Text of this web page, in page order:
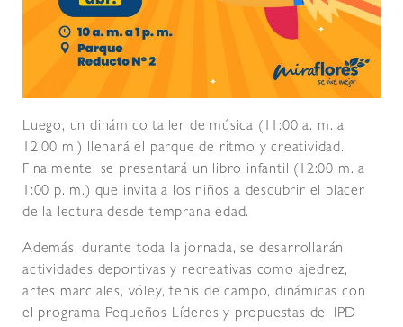
Luego, un dinámico taller de música (11:00 a. m. a
12:00 m.) llenará el parque de ritmo y creatividad.
Finalmente, se presentará un libro infantil (12:00 m. a
1:00 p. m.) que invita a los niños a descubrir el placer
de la lectura desde temprana edad.
Además, durante toda la jornada, se desarrollarán
actividades deportivas y recreativas como ajedrez,
artes marciales, vóley, tenis de campo, dinámicas con
el programa Pequeños Líderes y propuestas del IPD